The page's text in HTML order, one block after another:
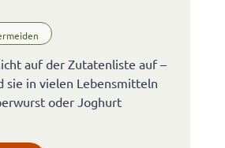
auf der Zutatenliste auf –
sie in vielen Lebensmitteln
oder Joghurt